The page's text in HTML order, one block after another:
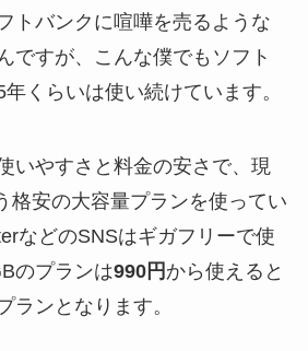
トバンクに喧嘩を売るような
ですが、こんな僕でもソフト
くらいは使い続けています。
いやすさと料金の安さで、現
格安の大容量プランを使ってい
などのSNSはギガフリーで使
のプランは990円 から使えると
ランとなります。